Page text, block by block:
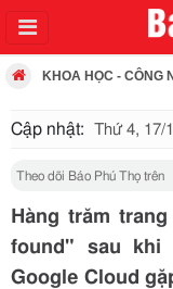
KHOA HỌC - CÔNG
Cập nhật: Thứ 4, 17/
Theo dõi Báo Phú Thọ trên
Hàng trăm
found" sau khi
Google Cloud